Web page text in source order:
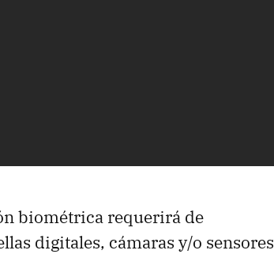
biométrica requerirá de
digitales, cámaras y/o sensores